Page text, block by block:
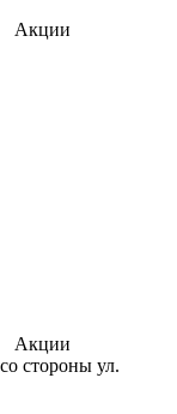
Акции
Акции
стороны ул.